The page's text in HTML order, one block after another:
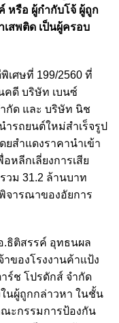
หรือ ผู้กำกับโจ้ ผู้ถูก
สพติด เป็นผู้ครอบ
เศษที่ 199/2560 ที่
คดี บริษัท เบนซ์
กัด และ บริษัท นิช
รถยนต์ใหม่สำเร็จรูป
ยสำแดงราคานำเข้า
หลีกเลี่ยงการเสีย
วม 31.2 ล้านบาท
จารณาของอัยการ
.ธิติสรรค์ อุทธนผล
ของโรงงานค้าแป้ง
ร์ช โปรดักส์ จำกัด
นผู้ถูกกล่าวหา ในชั้น
ะกรรมการป้องกัน